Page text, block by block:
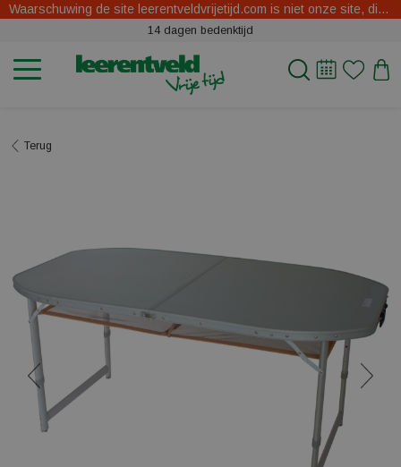
Waarschuwing de site leerentveldvrijetijd.com is niet onze site, dit zijn oplichters.
14 dagen bedenktijd
Terug